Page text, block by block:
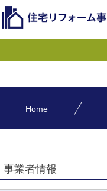
Home
事業者情報